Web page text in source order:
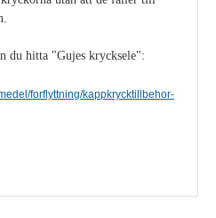
du hitta "Gujes krycksele":
forflyttning/kappkrycktillbehor-